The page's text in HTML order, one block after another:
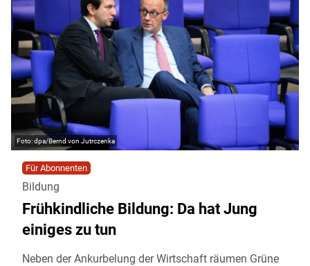
dpa/Bernd von Jutrczenka
Für Abonnenten
Bildung
Frühkindliche Bildung: Da hat Jung
einiges zu tun
Neben der Ankurbelung der Wirtschaft räumen Grüne